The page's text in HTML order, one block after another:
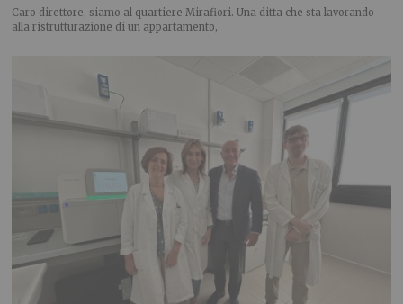
Caro direttore, siamo al quartiere Mirafiori. Una ditta che sta lavorando
alla ristrutturazione di un appartamento,